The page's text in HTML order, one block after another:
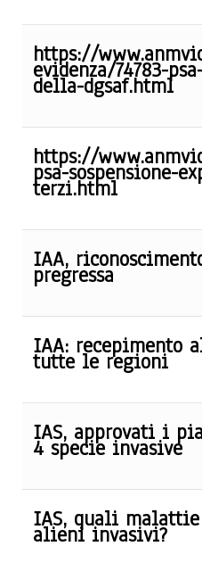
https://
evidenza/74783-
della-dgsaf.html
https://
psa-sospensione-
terzi.html
IAA,
pregressa
IAA: recepimento
tutte le regioni
IAS, approvati i
4 specie invasive
IAS, quali
alieni invasivi?